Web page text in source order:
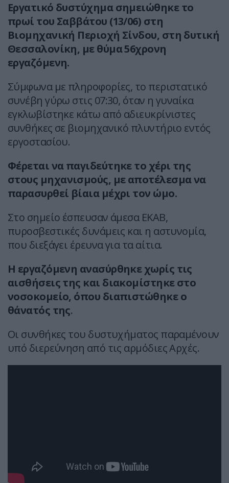
Εργατικό δυστύχημα σημειώθηκε το
πρωί του Σαββάτου (13/06) στη
Βιομηχανική Περιοχή Σίνδου, στη δυτική
Θεσσαλονίκη, με θύμα 56χρονη
εργαζόμενη.
Σύμφωνα με πληροφορίες, το περιστατικό
συνέβη γύρω στις 07:30, όταν η γυναίκα
εγκλωβίστηκε κάτω από αδιευκρίνιστες
συνθήκες σε βιομηχανικό πλυντήριο εντός
εργοστασίου.
Φέρεται να παγιδεύτηκε το χέρι της
στους μηχανισμούς, με αποτέλεσμα να
παρασυρθεί βίαια μέχρι τον ώμο.
Στο σημείο έσπευσαν άμεσα ΕΚΑΒ,
πυροσβεστικές δυνάμεις και η αστυνομία,
που διεξάγει έρευνα για τα αίτια.
Η εργαζόμενη ανασύρθηκε χωρίς τις
αισθήσεις της και διακομίστηκε στο
νοσοκομείο, όπου διαπιστώθηκε ο
θάνατός της.
Οι συνθήκες του δυστυχήματος παραμένουν
υπό διερεύνηση από τις αρμόδιες Αρχές.